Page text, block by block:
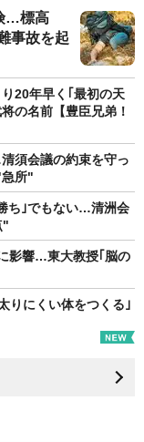
…標高
事故を起
20年早く｢最初の天
の名前【豊臣兄弟！
須会議の約束を守っ
所"
ち｣でもない…清洲会
"
影響…東大教授｢脳の
りにくい体をつくる｣